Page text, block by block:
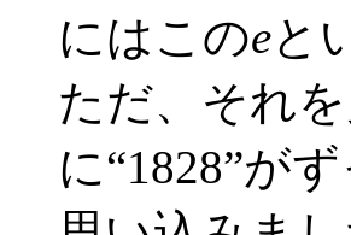
にはこのeと
ただ、それ
に“1828”が